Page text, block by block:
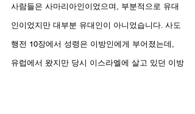
사람들은 사마리아인이었으며, 부분적으로 유대
인이었지만 대부분 유대인이 아니었습니다. 사도
행전 10장에서 성령은 이방인에게 부어졌는데,
유럽에서 왔지만 당시 이스라엘에 살고 있던 이방